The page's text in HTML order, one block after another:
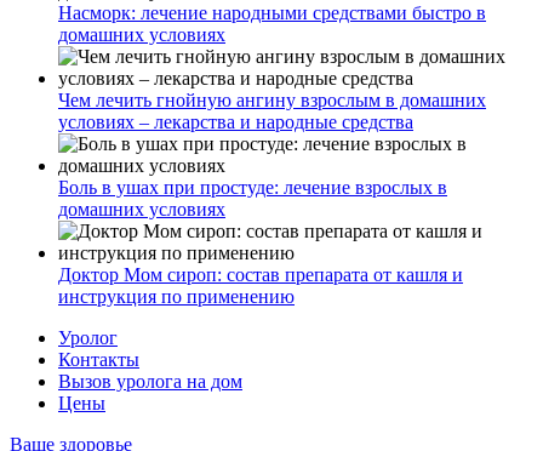
Насморк: лечение народными средствами быстро в
домашних условиях
Чем лечить гнойную ангину взрослым в домашних
условиях – лекарства и народные средства
Боль в ушах при простуде: лечение взрослых в
домашних условиях
Доктор Мом сироп: состав препарата от кашля и
инструкция по применению
Уролог
Контакты
Вызов уролога на дом
Цены
Ваше здоровье